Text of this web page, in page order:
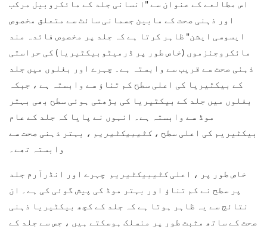
اس مطالعے کے عنوان سے "انسانی جلد کے مائکروبیل مرکب
اور ذہنی صحت کے مابین جسمانی سائٹ سے متعلق مخصوص
ایسوسی ایشن" ظاہر کرتا ہے کہ جلد پر مخصوص فائدہ مند
مائکروجنزموں (خاص طور پر ڈرمیٹوبیکٹیریا) کی حراستی
ذہنی صحت سے قریب سے وابستہ ہے۔ چہرے اور بغلوں میں جلد
کے بیکٹیریا کی اعلی سطح کم تناؤ سے وابستہ ہے ، جبکہ
بغلوں میں جلد کے بیکٹیریا کی بڑھتی ہوئی سطح بھی بہتر
موڈ سے وابستہ ہے۔ انہوں نے پایا کہ جلد کے عام
بیکٹیریم کی اعلی سطح ، کٹیبیکٹیریم ، بہتر ذہنی صحت سے
وابستہ تھے۔
خاص طور پر ، اعلی کٹیبیکٹیریم
چہرے اور انڈرآرم جلد
پر سطح نے کم تناؤ اور بہتر موڈ کی پیش گوئی کی ہے۔ ان
نتائج سے یہ ظاہر ہوتا ہے کہ جلد کے کچھ بیکٹیریا ذہنی
صحت کے ساتھ مثبت طور پر منسلک ہوسکتے ہیں ، جس سے جلد کے